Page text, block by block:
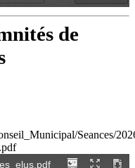
de
Seances/